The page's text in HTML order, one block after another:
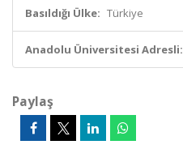
Basıldığı Ülke: Türkiye
Anadolu Üniversitesi Adresli:
Paylaş